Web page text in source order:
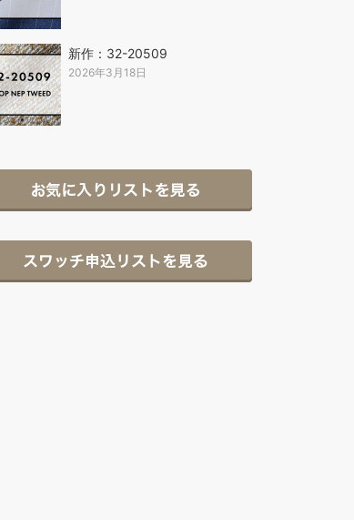
新作：32-20509
2026年3月18日